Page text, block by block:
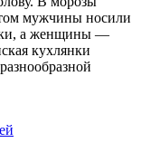
мужчины носили
а женщины —
кухлянки